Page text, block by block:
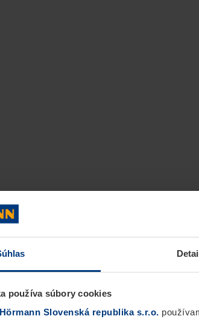
používa súbory cookies
Hörmann Slovenská republika s.r.o.